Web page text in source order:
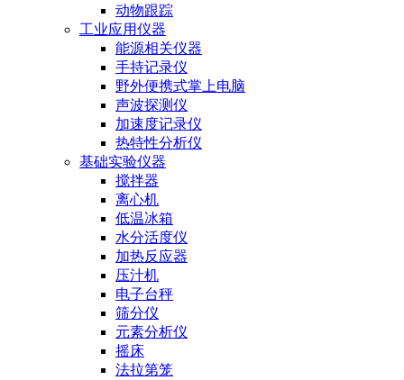
动物跟踪
工业应用仪器
能源相关仪器
手持记录仪
野外便携式掌上电脑
声波探测仪
加速度记录仪
热特性分析仪
基础实验仪器
搅拌器
离心机
低温冰箱
水分活度仪
加热反应器
压汁机
电子台秤
筛分仪
元素分析仪
摇床
法拉第笼